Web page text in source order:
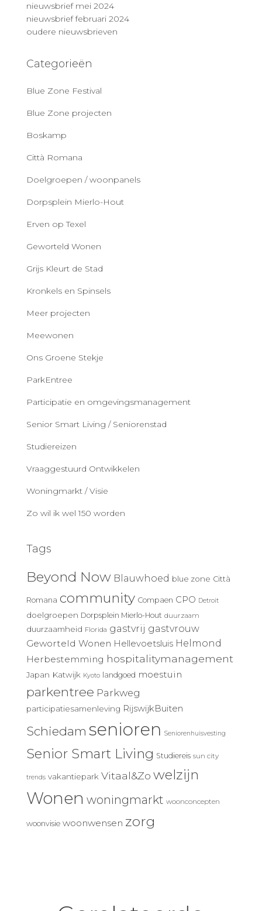
nieuwsbrief mei 2024
nieuwsbrief februari 2024
oudere nieuwsbrieven
Categorieën
Blue Zone Festival
Blue Zone projecten
Boskamp
Città Romana
Doelgroepen / woonpanels
Dorpsplein Mierlo-Hout
Erven op Texel
Geworteld Wonen
Grijs Kleurt de Stad
Kronkels en Spinsels
Meer projecten
Meewonen
Ons Groene Stekje
ParkEntree
Participatie en omgevingsmanagement
Senior Smart Living / Seniorenstad
Studiereizen
Vraaggestuurd Ontwikkelen
Woningmarkt / Visie
Zo wil ik wel 150 worden
Tags
Beyond Now Blauwhoed blue zone Città
Romana community Compaen CPO Detroit
doelgroepen Dorpsplein Mierlo-Hout duurzaam
duurzaamheid Florida gastvrij gastvrouw
Geworteld Wonen Hellevoetsluis Helmond
Herbestemming hospitalitymanagement
Japan Katwijk Kyoto landgoed moestuin
parkentree Parkweg
participatiesamenleving RijswijkBuiten
Schiedam senioren Seniorenhuisvesting
Senior Smart Living Studiereis sun city
trends vakantiepark Vitaal&Zo welzijn
Wonen woningmarkt woonconcepten
woonvisie woonwensen zorg